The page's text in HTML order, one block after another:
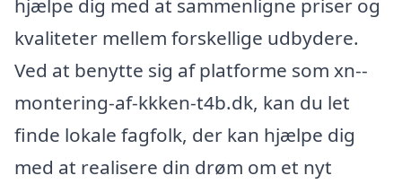
hjælpe dig med at sammenligne priser og
kvaliteter mellem forskellige udbydere.
Ved at benytte sig af platforme som xn--
montering-af-kkken-t4b.dk, kan du let
finde lokale fagfolk, der kan hjælpe dig
med at realisere din drøm om et nyt